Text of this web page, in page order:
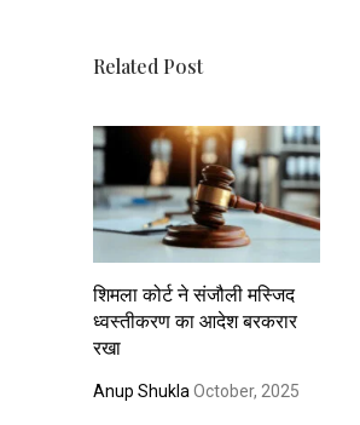
Related Post
शिमला कोर्ट ने संजौली मस्जिद
ध्वस्तीकरण का आदेश बरकरार
रखा
Anup ShuklaOctober, 2025